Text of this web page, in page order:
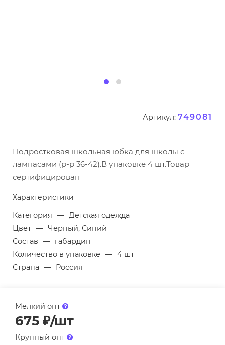
Артикул: 749081
Подростковая школьная юбка для школы с
лампасами (р-р 36-42).В упаковке 4 шт.Товар
сертифицирован
Характеристики
Категория — Детская одежда
Цвет — Черный, Синий
Состав — габардин
Количество в упаковке — 4 шт
Страна — Россия
Мелкий опт
675 ₽/шт
Крупный опт